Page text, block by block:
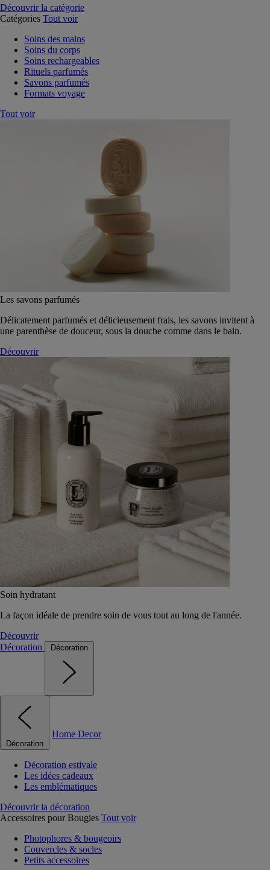
Découvrir la catégorie
Catégories Tout voir
Soins des mains
Soins du corps
Soins rechargeables
Rituels parfumés
Savons parfumés
Formats voyage
Tout voir
Les savons parfumés
Délicatement parfumés et délicieusement frais, les savons invitent à
une parenthèse de douceur, sous la douche comme dans le bain.
Découvrir
Soin hydratant
La façon idéale de prendre soin de vous tout au long de l'année.
Découvrir
Décoration
Décoration
Décoration
Home Decor
Décoration estivale
Les idées cadeaux
Les emblématiques
Découvrir la décoration
Accessoires pour Bougies Tout voir
Photophores & bougeoirs
Couvercles & socles
Petits accessoires